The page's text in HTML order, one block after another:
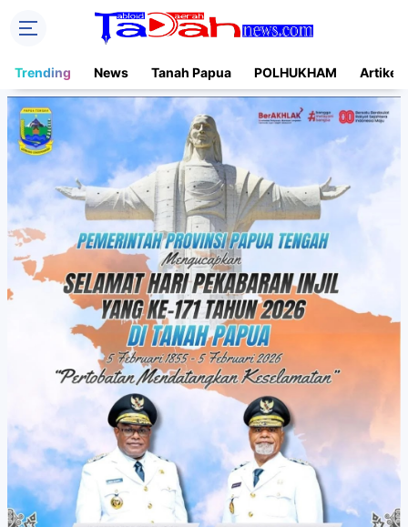
Trending News Tanah Papua POLHUKHAM Artikel